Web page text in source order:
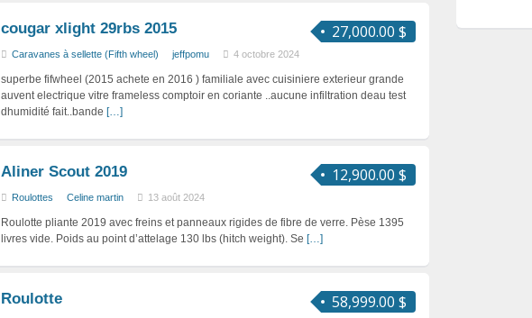
27,000.00 $
cougar xlight 29rbs 2015
Caravanes à sellette (Fifth wheel) jeffpomu 4 octobre 2024
superbe fifwheel (2015 achete en 2016 ) familiale avec cuisiniere exterieur grande
auvent electrique vitre frameless comptoir en coriante ..aucune infiltration deau test
dhumidité fait..bande […]
12,900.00 $
Aliner Scout 2019
Roulottes Celine martin 13 août 2024
Roulotte pliante 2019 avec freins et panneaux rigides de fibre de verre. Pèse 1395
livres vide. Poids au point d’attelage 130 lbs (hitch weight). Se […]
58,999.00 $
Roulotte